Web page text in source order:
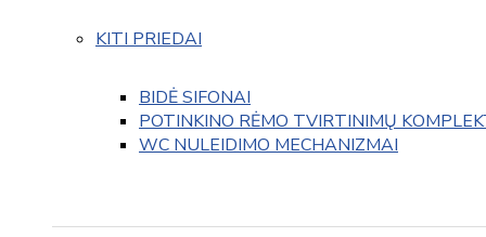
KITI PRIEDAI
BIDĖ SIFONAI
POTINKINO RĖMO TVIRTINIMŲ
WC NULEIDIMO MECHANIZMAI